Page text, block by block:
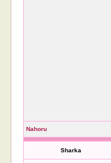
Nahoru
Sharka